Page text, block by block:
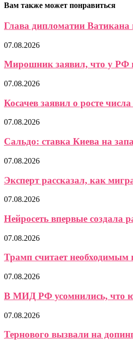
Вам также может понравиться
Глава дипломатии Ватикана
07.08.2026
Мирошник заявил, что у РФ
07.08.2026
Косачев заявил о росте
07.08.2026
Сальдо: ставка Киева на
07.08.2026
Эксперт рассказал, как
07.08.2026
Нейросеть впервые создала
07.08.2026
Трамп считает
07.08.2026
В МИД РФ усомнились, что
07.08.2026
Тернового вызвали на